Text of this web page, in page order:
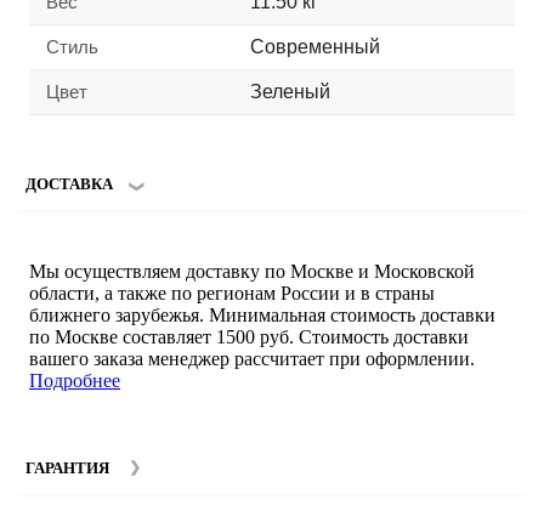
Стиль Современный
Цвет Зеленый
ДОСТАВКА
Мы осуществляем доставку по Москве и Московской
области, а также по регионам России и в страны
ближнего зарубежья. Минимальная стоимость доставки
по Москве составляет 1500 руб. Стоимость доставки
вашего заказа менеджер рассчитает при оформлении.
Подробнее
ГАРАНТИЯ